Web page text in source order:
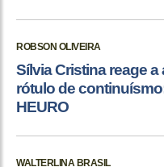
ROBSON OLIVEIRA
Sílvia Cristina reage
rótulo de
HEURO
WALTERLINA BRASIL